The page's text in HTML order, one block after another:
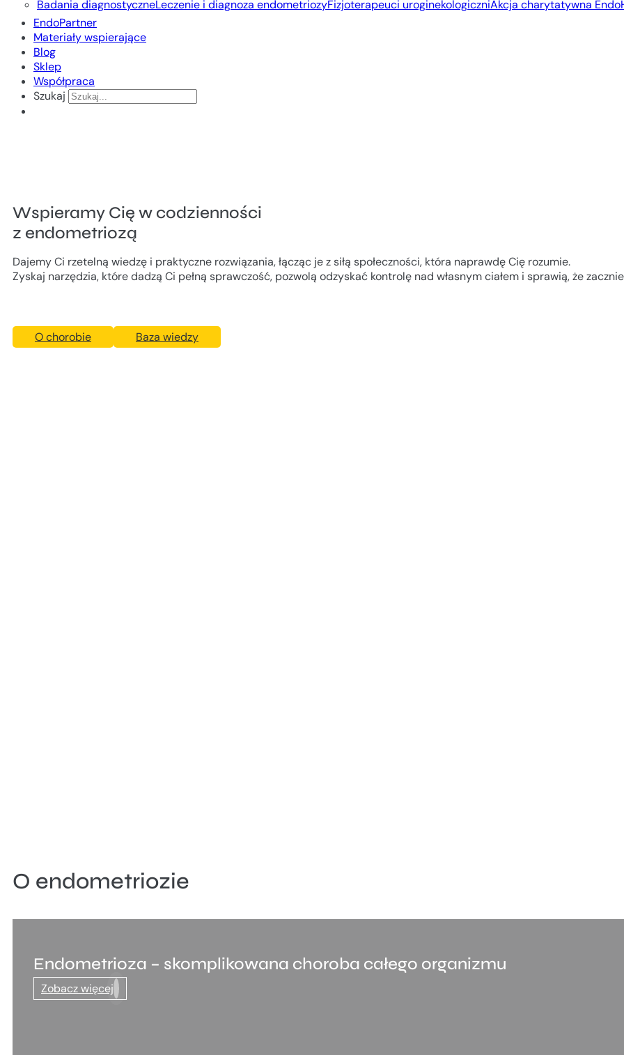
Badania diagnostyczneLeczenie i diagnoza endometriozyFizjoterapeuci uroginekologiczniAkcja charytatywna
EndoPartner
Materiały wspierające
Blog
Sklep
Współpraca
Szukaj
Wspieramy Cię w codzienności
z endometriozą
Dajemy Ci rzetelną wiedzę i praktyczne rozwiązania, łącząc je z siłą społeczności, która naprawdę Cię rozumie.
Zyskaj narzędzia, które dadzą Ci pełną sprawczość, pozwolą odzyskać kontrolę nad własnym ciałem i sprawią, że
O chorobie Baza wiedzy
O endometriozie
Endometrioza – skomplikowana choroba całego organizmu
Zobacz więcej